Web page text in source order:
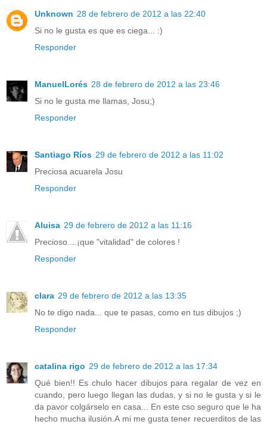
Unknown 28 de febrero de 2012 a las 22:40
Si no le gusta es que es ciega... :)
Responder
ManuelLorés 28 de febrero de 2012 a las 23:46
Si no le gusta me llamas, Josu;)
Responder
Santiago Ríos 29 de febrero de 2012 a las 11:02
Preciosa acuarela Josu
Responder
Aluisa 29 de febrero de 2012 a las 11:16
Precioso....¡que "vitalidad" de colores !
Responder
clara 29 de febrero de 2012 a las 13:35
No te digo nada... que te pasas, como en tus dibujos ;)
Responder
catalina rigo 29 de febrero de 2012 a las 17:34
Qué bien!! Es chulo hacer dibujos para regalar de vez en
cuando, pero luego llegan las dudas, y si no le gusta y si le
da pavor colgárselo en casa... En este cso seguro que le ha
hecho mucha ilusión.A mi me gusta tener recuerditos de las